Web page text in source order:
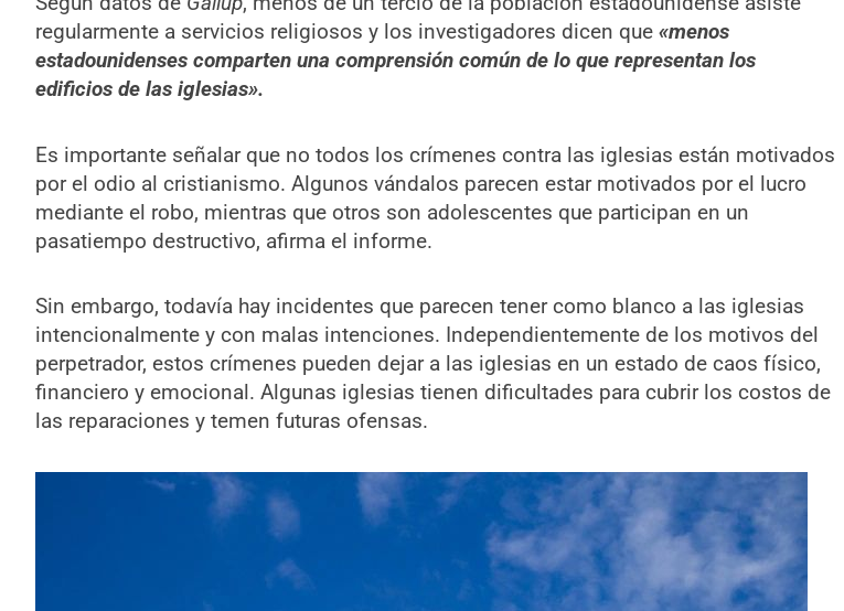
regularmente a servicios religiosos y los investigadores dicen que «menos
estadounidenses comparten una comprensión común de lo que representan los
edificios de las iglesias».
Es importante señalar que no todos los crímenes contra las iglesias están motivados
por el odio al cristianismo. Algunos vándalos parecen estar motivados por el lucro
mediante el robo, mientras que otros son adolescentes que participan en un
pasatiempo destructivo, afirma el informe.
Sin embargo, todavía hay incidentes que parecen tener como blanco a las iglesias
intencionalmente y con malas intenciones. Independientemente de los motivos del
perpetrador, estos crímenes pueden dejar a las iglesias en un estado de caos físico,
financiero y emocional. Algunas iglesias tienen dificultades para cubrir los costos de
las reparaciones y temen futuras ofensas.